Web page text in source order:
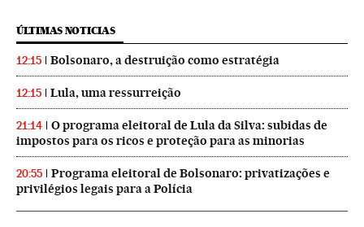
ÚLTIMAS NOTICIAS
12:15 Bolsonaro, a destruição como estratégia
12:15 Lula, uma ressurreição
21:14
O programa eleitoral de Lula da Silva: subidas de
impostos para os ricos e proteção para as minorias
20:55
Programa eleitoral de Bolsonaro: privatizações e
privilégios legais para a Polícia